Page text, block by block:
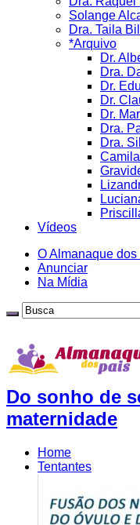
Solange
Dra. Taila
*Arquivo
Dr.
Dra.
Dr.
Dr.
Dr.
Dra.
Dra.
Vídeos
O Almanaque dos
Anunciar
Na Mídia
Do sonho de
maternidade
Home
Tentantes